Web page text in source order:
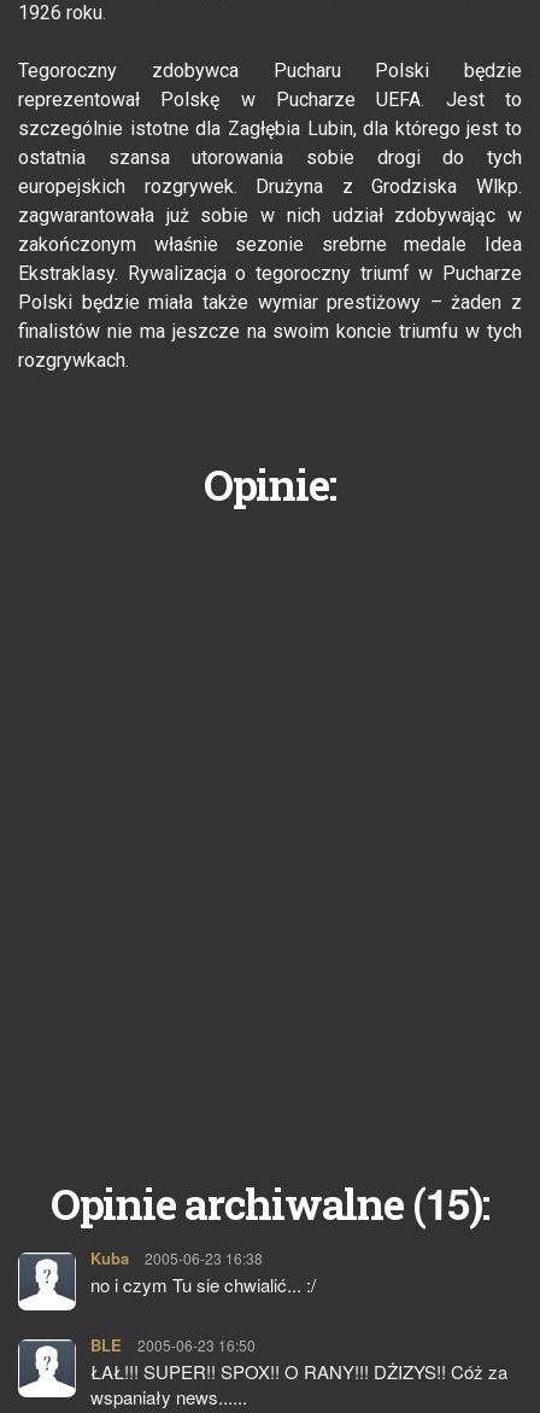
1926 roku.
Tegoroczny zdobywca Pucharu Polski będzie
reprezentował Polskę w Pucharze UEFA. Jest to
szczególnie istotne dla Zagłębia Lubin, dla którego jest to
ostatnia szansa utorowania sobie drogi do tych
europejskich rozgrywek. Drużyna z Grodziska Wlkp.
zagwarantowała już sobie w nich udział zdobywając w
zakończonym właśnie sezonie srebrne medale Idea
Ekstraklasy. Rywalizacja o tegoroczny triumf w Pucharze
Polski będzie miała także wymiar prestiżowy – żaden z
finalistów nie ma jeszcze na swoim koncie triumfu w tych
rozgrywkach.
Opinie:
Opinie archiwalne (15):
Kuba pisze:
2005-06-23 16:38
no i czym Tu sie chwialić... :/
BLE pisze:
2005-06-23 16:50
ŁAŁ!!! SUPER!! SPOX!! O RANY!!! DŻIZYS!! Cóż za
wspaniały news......